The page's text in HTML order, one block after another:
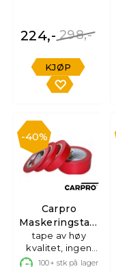
298,-
224,-
KJØP
40%
Carpro
Maskeringstape
1 stk
tape av høy
kvalitet, ingen
limrester
100+ stk på lager